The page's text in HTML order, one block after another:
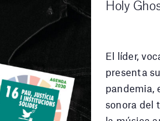
Holy
El líder,
presenta
pandemia,
sonora del